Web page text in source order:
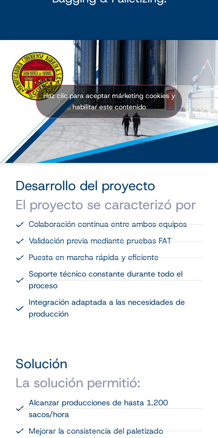
Haz clic para aceptar márketing cookies y
habilitar este contenido
Desarrollo del proyecto
El proyecto se caracterizó por
Colaboración continua entre ambos equipos
Validación previa mediante pruebas FAT
Puesta en marcha rápida y eficiente
Soporte técnico constante durante todo el
proceso
Integración adaptada a las necesidades de
producción
Solución
La solución permitió:
Alcanzar producciones de hasta 1.200
sacos/hora
Mejorar la consistencia del paletizado